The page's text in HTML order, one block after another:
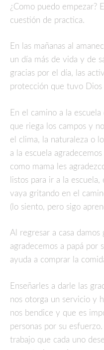
¿Como puedo empezar?
cuestión de practica.
En las mañanas al
un día más de vida y de
gracias por el día, las
protección que tuvo Dios
En el camino a la
que riega los campos y
el clima, la naturaleza o
a la escuela
como mama les
listos para ir a la
vaya gritando en el
(lo siento, pero sigo
Al regresar a casa
agradecemos a papá por
ayuda a comprar la
Enseñarles a darle las
nos otorga un servicio y
nos bendice y que es
personas por su
trabajo que cada uno